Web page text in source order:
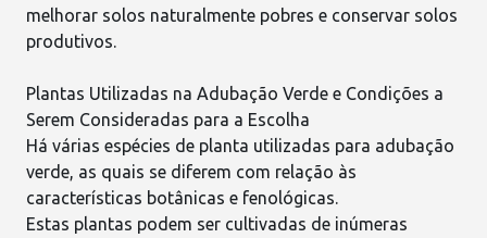
melhorar solos naturalmente pobres e conservar solos
produtivos.
Plantas Utilizadas na Adubação Verde e Condições a
Serem Consideradas para a Escolha
Há várias espécies de planta utilizadas para adubação
verde, as quais se diferem com relação às
características botânicas e fenológicas.
Estas plantas podem ser cultivadas de inúmeras